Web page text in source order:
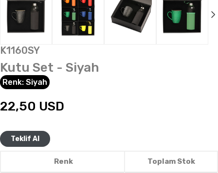
K1160SY
Kutu Set - Siyah
Renk: Siyah
22,50 USD
Teklif Al
Renk Toplam Stok